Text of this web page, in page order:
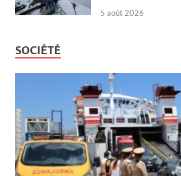
5 août 2026
SOCIÉTÉ